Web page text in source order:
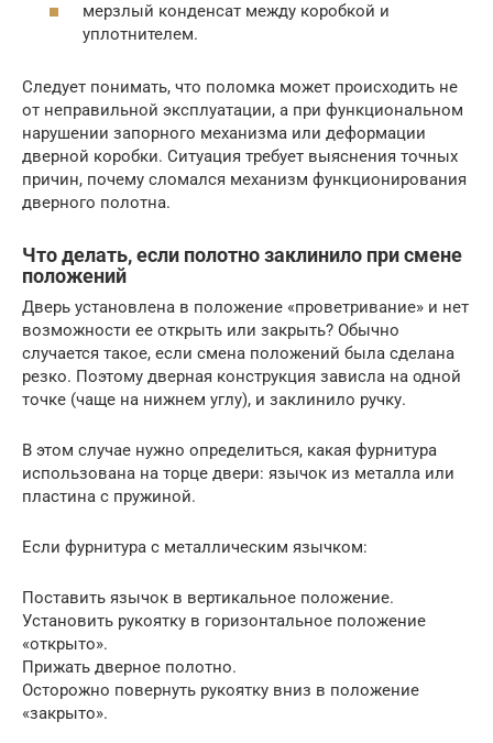
мерзлый конденсат между коробкой и
уплотнителем.
Следует понимать, что поломка может происходить не
от неправильной эксплуатации, а при функциональном
нарушении запорного механизма или деформации
дверной коробки. Ситуация требует выяснения точных
причин, почему сломался механизм функционирования
дверного полотна.
Что делать, если полотно заклинило при смене
положений
Дверь установлена в положение «проветривание» и нет
возможности ее открыть или закрыть? Обычно
случается такое, если смена положений была сделана
резко. Поэтому дверная конструкция зависла на одной
точке (чаще на нижнем углу), и заклинило ручку.
В этом случае нужно определиться, какая фурнитура
использована на торце двери: язычок из металла или
пластина с пружиной.
Если фурнитура с металлическим язычком:
Поставить язычок в вертикальное положение.
Установить рукоятку в горизонтальное положение
«открыто».
Прижать дверное полотно.
Осторожно повернуть рукоятку вниз в положение
«закрыто».